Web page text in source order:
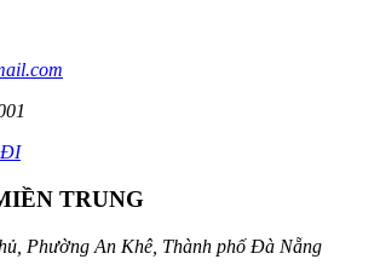
ĐI
TRUNG
Phường An Khê, Thành phố Đà Nẵng